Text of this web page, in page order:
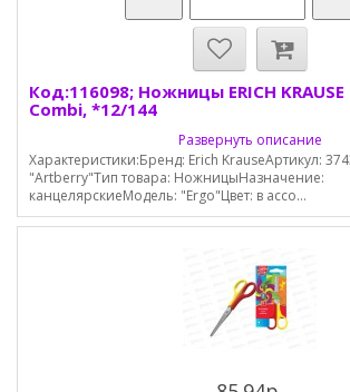
Код:116098; Ножницы ERICH
Combi, *12/144
Развернуть описание
Характеристики:Бренд: Erich KrauseАртикул:
"Artberry"Тип товара: НожницыНазначение:
канцелярскиеМодель: "Ergo"Цвет: в ассо...